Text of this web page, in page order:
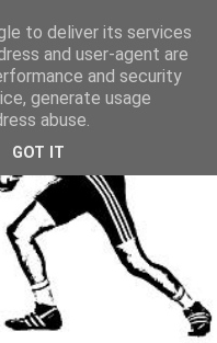
to deliver its services
and user-agent are
and security
generate usage
abuse.
GOT IT